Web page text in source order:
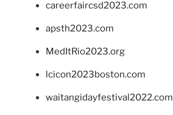
careerfaircsd2023.com
apsth2023.com
MedItRio2023.org
lcicon2023boston.com
waitangidayfestival2022.com